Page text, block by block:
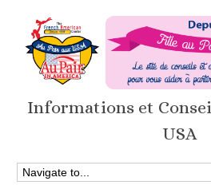
Informations et
USA